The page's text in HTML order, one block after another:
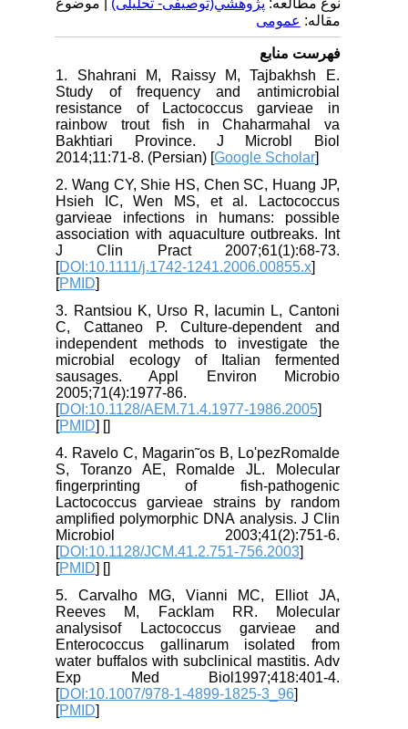
مقاله:عمومى
فهرست منابع
1. Shahrani M, Raissy M, Tajbakhsh E.
Study of frequency and antimicrobial
resistance of Lactococcus garvieae in
rainbow trout fish in Chaharmahal va
Bakhtiari Province. J Microbl Biol
2014;11:71-8. (Persian) [Google Scholar
2. Wang CY, Shie HS, Chen SC, Huang JP,
Hsieh IC, Wen MS, et al. Lactococcus
garvieae infections in humans: possible
association with aquaculture outbreaks. Int
J Clin Pract 2007;61(1):68-73.
[DOI:10.1111/j.1742-1241.2006.00855.x
[PMID
3. Rantsiou K, Urso R, Iacumin L, Cantoni
C, Cattaneo P. Culture-dependent and
independent methods to investigate the
microbial ecology of Italian fermented
sausages. Appl Environ Microbio
2005;71(4):1977-86.
[DOI:10.1128/AEM.71.4.1977-1986.2005
[PMID] [
4. Ravelo C, Magarin˜os B, Lo'pezRomalde
S, Toranzo AE, Romalde JL. Molecular
fingerprinting of fish-pathogenic
Lactococcus garvieae strains by random
amplified polymorphic DNA analysis. J Clin
Microbiol 2003;41(2):751-6.
[DOI:10.1128/JCM.41.2.751-756.2003
[PMID] [
5. Carvalho MG, Vianni MC, Elliot JA,
Reeves M, Facklam RR. Molecular
analysisof Lactococcus garvieae and
Enterococcus gallinarum isolated from
water buffalos with subclinical mastitis. Adv
Exp Med Biol1997;418:401-4.
[DOI:10.1007/978-1-4899-1825-3_96
[PMID